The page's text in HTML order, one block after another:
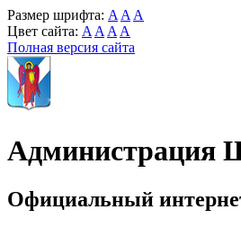
Размер шрифта: A A A
Цвет сайта: A A A A
Полная версия сайта
Администрация
Официальный